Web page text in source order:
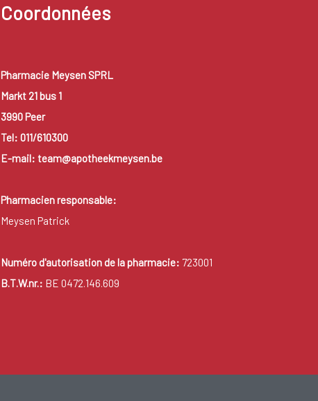
Coordonnées
Pharmacie Meysen SPRL
Markt 21 bus 1
3990 Peer
Tel: 011/610300
E-mail: team@apotheekmeysen.be
Pharmacien responsable:
Meysen Patrick
Numéro d'autorisation de la pharmacie: 723001
B.T.W.nr.: BE 0472.146.609